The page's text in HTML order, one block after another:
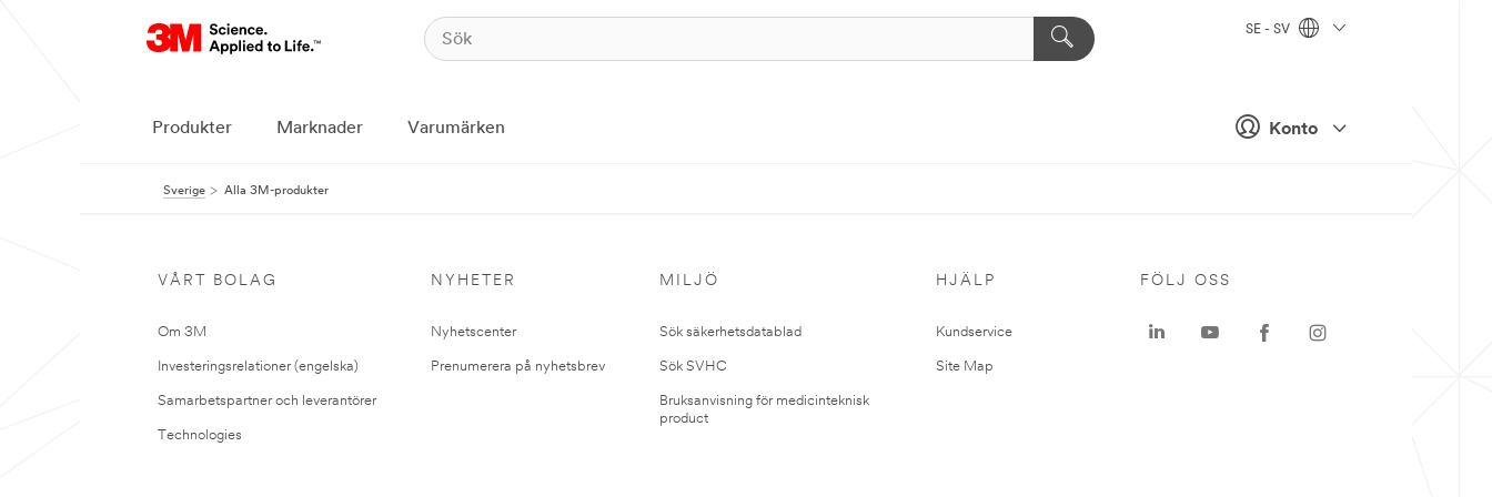
Konto
SE - SV
Produkter Marknader Varumärken
Sverige Alla 3M-produkter
VÅRT BOLAG
Om 3M
Investeringsrelationer (engelska)
Samarbetspartner och leverantörer
Technologies
NYHETER
Nyhetscenter
Prenumerera på nyhetsbrev
MILJÖ
Sök säkerhetsdatablad
Sök SVHC
Bruksanvisning för medicinteknisk
product
HJÄLP
Kundservice
Site Map
FÖLJ OSS